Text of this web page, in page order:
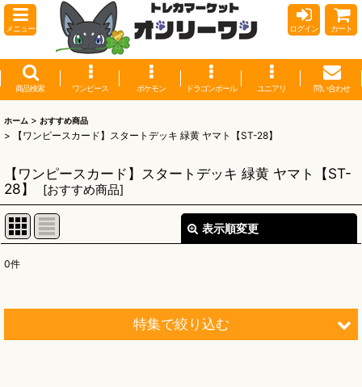
メニュー ログイン カート
商品検索 ワンピース ポケモン ドラゴンボール ユニアリ 問い合わせ
ホーム > おすすめ商品
> 【ワンピースカード】スタートデッキ 緑黄 ヤマト【ST-28】
【ワンピースカード】スタートデッキ 緑黄 ヤマト【ST-
28】
[おすすめ商品]
表示順変更
0件
特集で絞り込む